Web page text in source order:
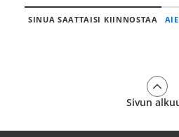
SINUA SAATTAISI KIINNOSTAA
Sivun